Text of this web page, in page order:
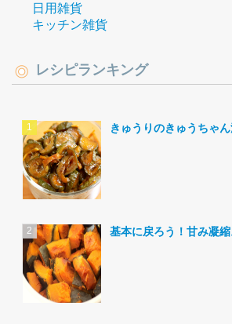
日用雑貨
キッチン雑貨
レシピランキング
きゅうりのきゅうちゃ
基本に戻ろう！甘み凝縮